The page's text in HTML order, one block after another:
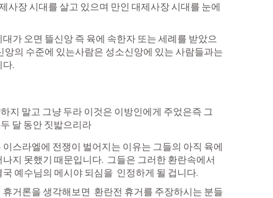
사장 시대를 살고 있으며 만인 대제사장 시대를 눈에
가 오면 뜰신앙 즉 육에 속한자 또는 세례를 받았으
앙의 수준에 있는사람은 성소신앙에 있는 사람들과는
.
지 말고 그냥 두라 이것은 이방인에게 주었은즉 그
달 동안 짓밟으리라
스라엘에 전쟁이 벌어지는 이유는 그들의 아직 육에
지 못했기 때문입니다.  그들은 그러한 환란속에서
예수님의 메시야 되심을  인정하게 될 겁니다.
거론을 생각해보면  환란전 휴거를 주장하시는 분들